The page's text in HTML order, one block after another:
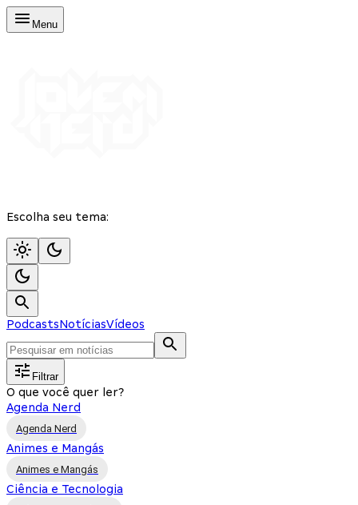
Menu
Escolha seu tema:
PodcastsNotíciasVídeos
Filtrar
O que você quer ler?
Agenda Nerd
Agenda Nerd
Animes e Mangás
Animes e Mangás
Ciência e Tecnologia